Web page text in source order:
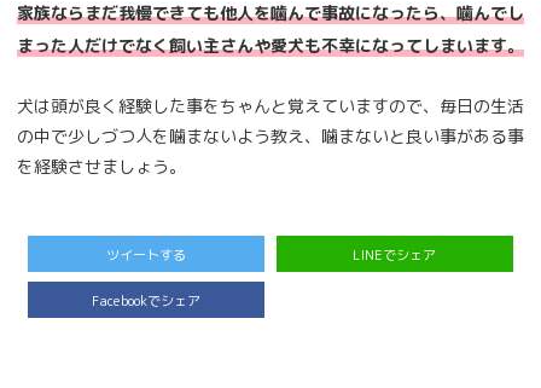
家族ならまだ我慢できても他人を噛んで事故になったら、噛んでし
まった人だけでなく飼い主さんや愛犬も不幸になってしまいます。
犬は頭が良く経験した事をちゃんと覚えていますので、毎日の生活
の中で少しづつ人を噛まないよう教え、噛まないと良い事がある事
を経験させましょう。
ツイートする LINEでシェア
Facebookでシェア